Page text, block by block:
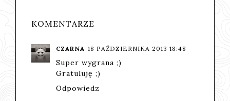
KOMENTARZE
CZARNA 18 PAŹDZIERNIKA 2013 18:48
Super wygrana ;)
Gratuluję ;)
Odpowiedz